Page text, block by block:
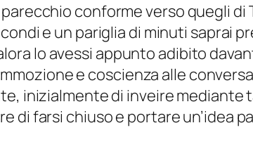
conforme verso quegli
e un pariglia di minuti saprai
lo avessi appunto adibito
e coscienza alle
inizialmente di inveire mediante
di farsi chiuso e portare un’idea